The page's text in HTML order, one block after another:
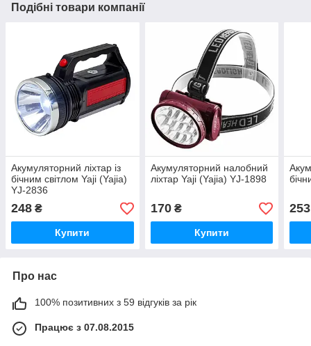
Подібні товари компанії
Акумуляторний ліхтар із
бічним світлом Yaji (Yajia)
YJ-2836
248 ₴
Купити
Акумуляторний налобний
ліхтар Yaji (Yajia) YJ-1898
170₴
Купити
253
Про нас
100% позитивних з 59 відгуків за рік
Працює з 07.08.2015